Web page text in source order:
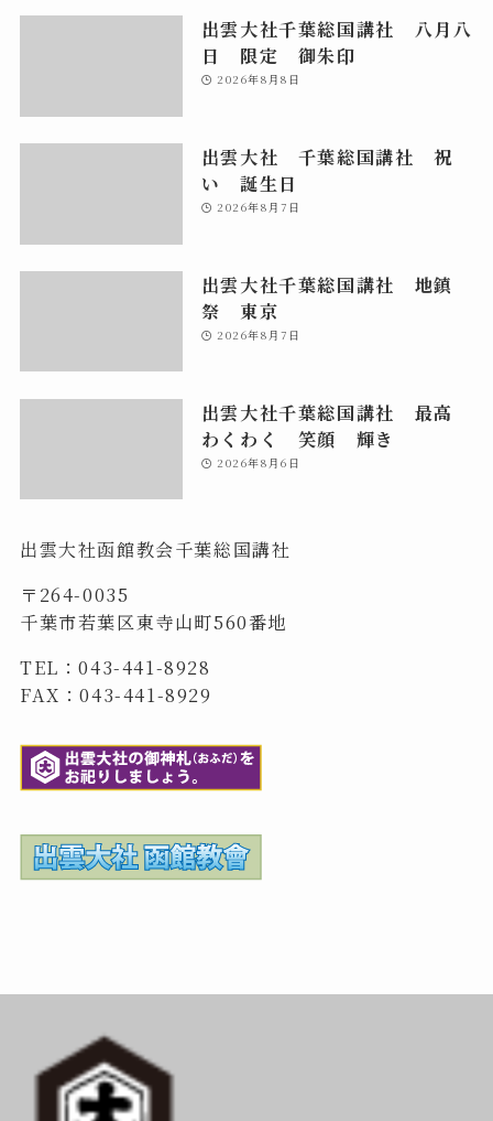
出雲大社千葉総国講社 八月八
日 限定 御朱印
2026年8月8日
出雲大社 千葉総国講社 祝
い 誕生日
2026年8月7日
出雲大社千葉総国講社 地鎮
祭 東京
2026年8月7日
出雲大社千葉総国講社 最高
わくわく 笑顔 輝き
2026年8月6日
出雲大社函館教会千葉総国講社
〒264-0035
千葉市若葉区東寺山町560番地
TEL：043-441-8928
FAX：043-441-8929